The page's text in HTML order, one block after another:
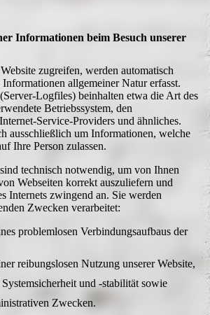
Informationen beim Besuch unserer
zugreifen, werden automatisch
allgemeiner Natur erfasst.
Logfiles) beinhalten etwa die Art des
Betriebssystem, den
Service-Providers und ähnliches.
ausschließlich um Informationen, welche
Ihre Person zulassen.
technisch notwendig, um von Ihnen
Webseiten korrekt auszuliefern und
Internets zwingend an. Sie werden
Zwecken verarbeitet:
problemlosen Verbindungsaufbaus der
reibungslosen Nutzung unserer Website,
und -stabilität sowie
Zwecken.